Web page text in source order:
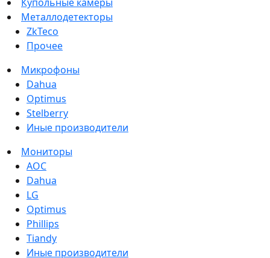
Металлодетекторы
ZkTeco
Прочее
Микрофоны
Dahua
Optimus
Stelberry
Иные производители
Мониторы
AOC
Dahua
LG
Optimus
Phillips
Tiandy
Иные производители